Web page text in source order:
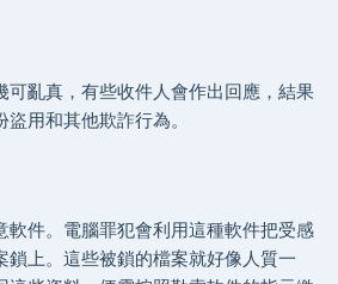
可亂真，有些收件人會作出回應，結果
用和其他欺詐行為。
軟件。電腦罪犯會利用這種軟件把受感
鎖上。這些被鎖的檔案就好像人質一